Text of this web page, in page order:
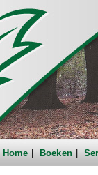
Home Boeken